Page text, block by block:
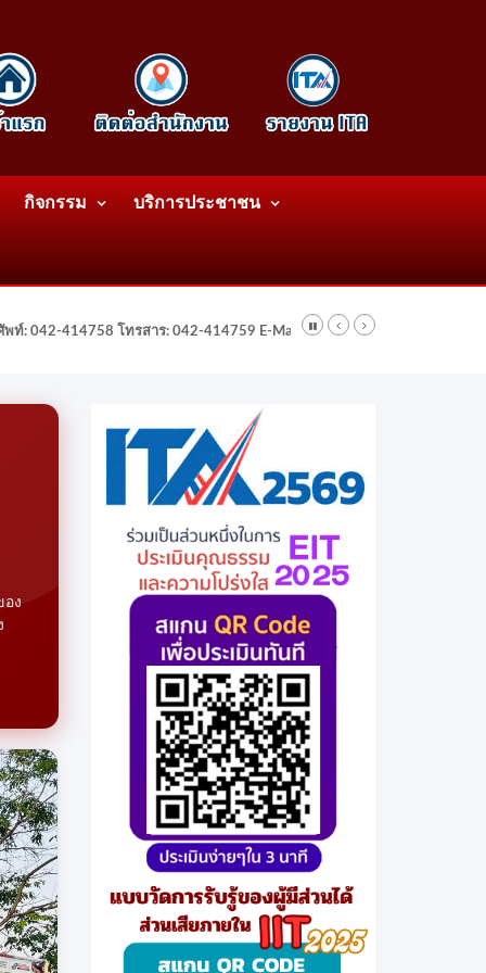
กิจกรรม บริการประชาชน
: 042-414758 โทรสาร: 042-414759 E-Mail: wattatnk@gmail.com
ง